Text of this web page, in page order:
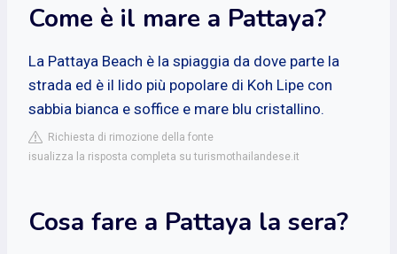
Come è il mare a Pattaya?
La Pattaya Beach è la spiaggia da dove parte la
strada ed è il lido più popolare di Koh Lipe con
sabbia bianca e soffice e mare blu cristallino.
Richiesta di rimozione della fonte
isualizza la risposta completa su turismothailandese.it
Cosa fare a Pattaya la sera?